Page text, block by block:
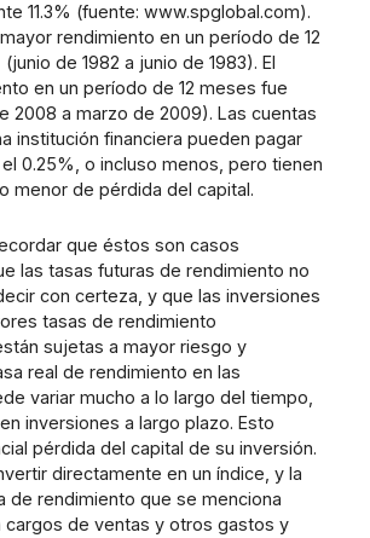
11.3% (fuente: www.spglobal.com).
rendimiento en un período de 12
de 1982 a junio de 1983). El
en un período de 12 meses fue
2008 a marzo de 2009). Las cuentas
institución financiera pueden pagar
0.25%, o incluso menos, pero tienen
menor de pérdida del capital.
que éstos son casos
las tasas futuras de rendimiento no
con certeza, y que las inversiones
tasas de rendimiento
sujetas a mayor riesgo y
real de rendimiento en las
variar mucho a lo largo del tiempo,
inversiones a largo plazo. Esto
pérdida del capital de su inversión.
directamente en un índice, y la
de rendimiento que se menciona
cargos de ventas y otros gastos y